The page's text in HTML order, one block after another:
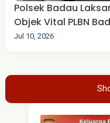
Polsek Badau
Objek Vital PLBN
Jul 10, 2026